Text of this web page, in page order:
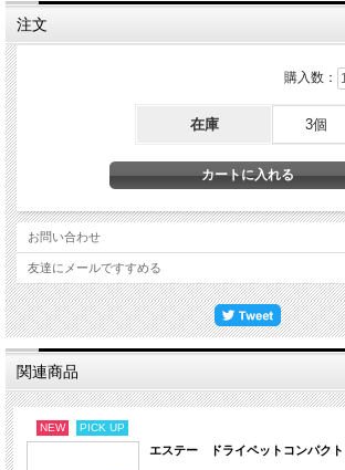
注文
購入数：
在庫 3個
お問い合わせ
友達にメールですすめる
関連商品
NEW PICK UP
エステー ドライペットコンパク